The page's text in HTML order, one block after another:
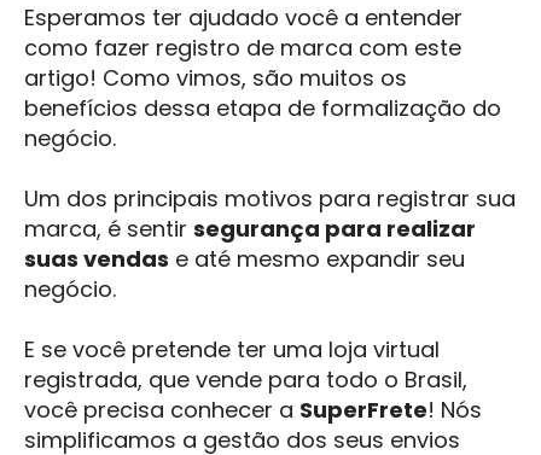
Esperamos ter ajudado você a entender
como fazer registro de marca com este
artigo! Como vimos, são muitos os
benefícios dessa etapa de formalização do
negócio.
Um dos principais motivos para registrar sua
marca, é sentir segurança para realizar
suas vendas e até mesmo expandir seu
negócio.
E se você pretende ter uma loja virtual
registrada, que vende para todo o Brasil,
você precisa conhecer a SuperFrete! Nós
simplificamos a gestão dos seus envios